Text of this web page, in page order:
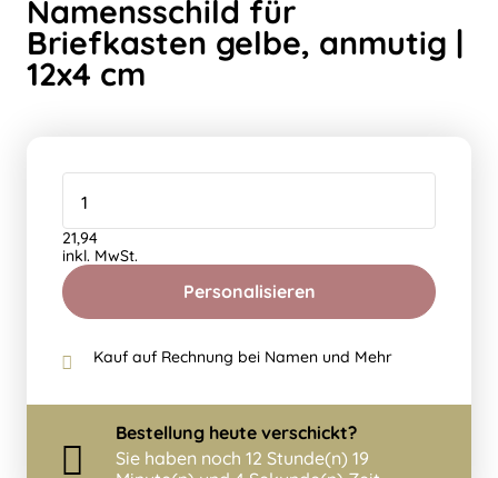
Namensschild für
Briefkasten gelbe, anmutig |
12x4 cm
Personalisieren
21,94
inkl. MwSt.
Kauf auf Rechnung bei Namen und Mehr
Bestellung heute verschickt?
Sie haben noch 12 Stunde(n) 19